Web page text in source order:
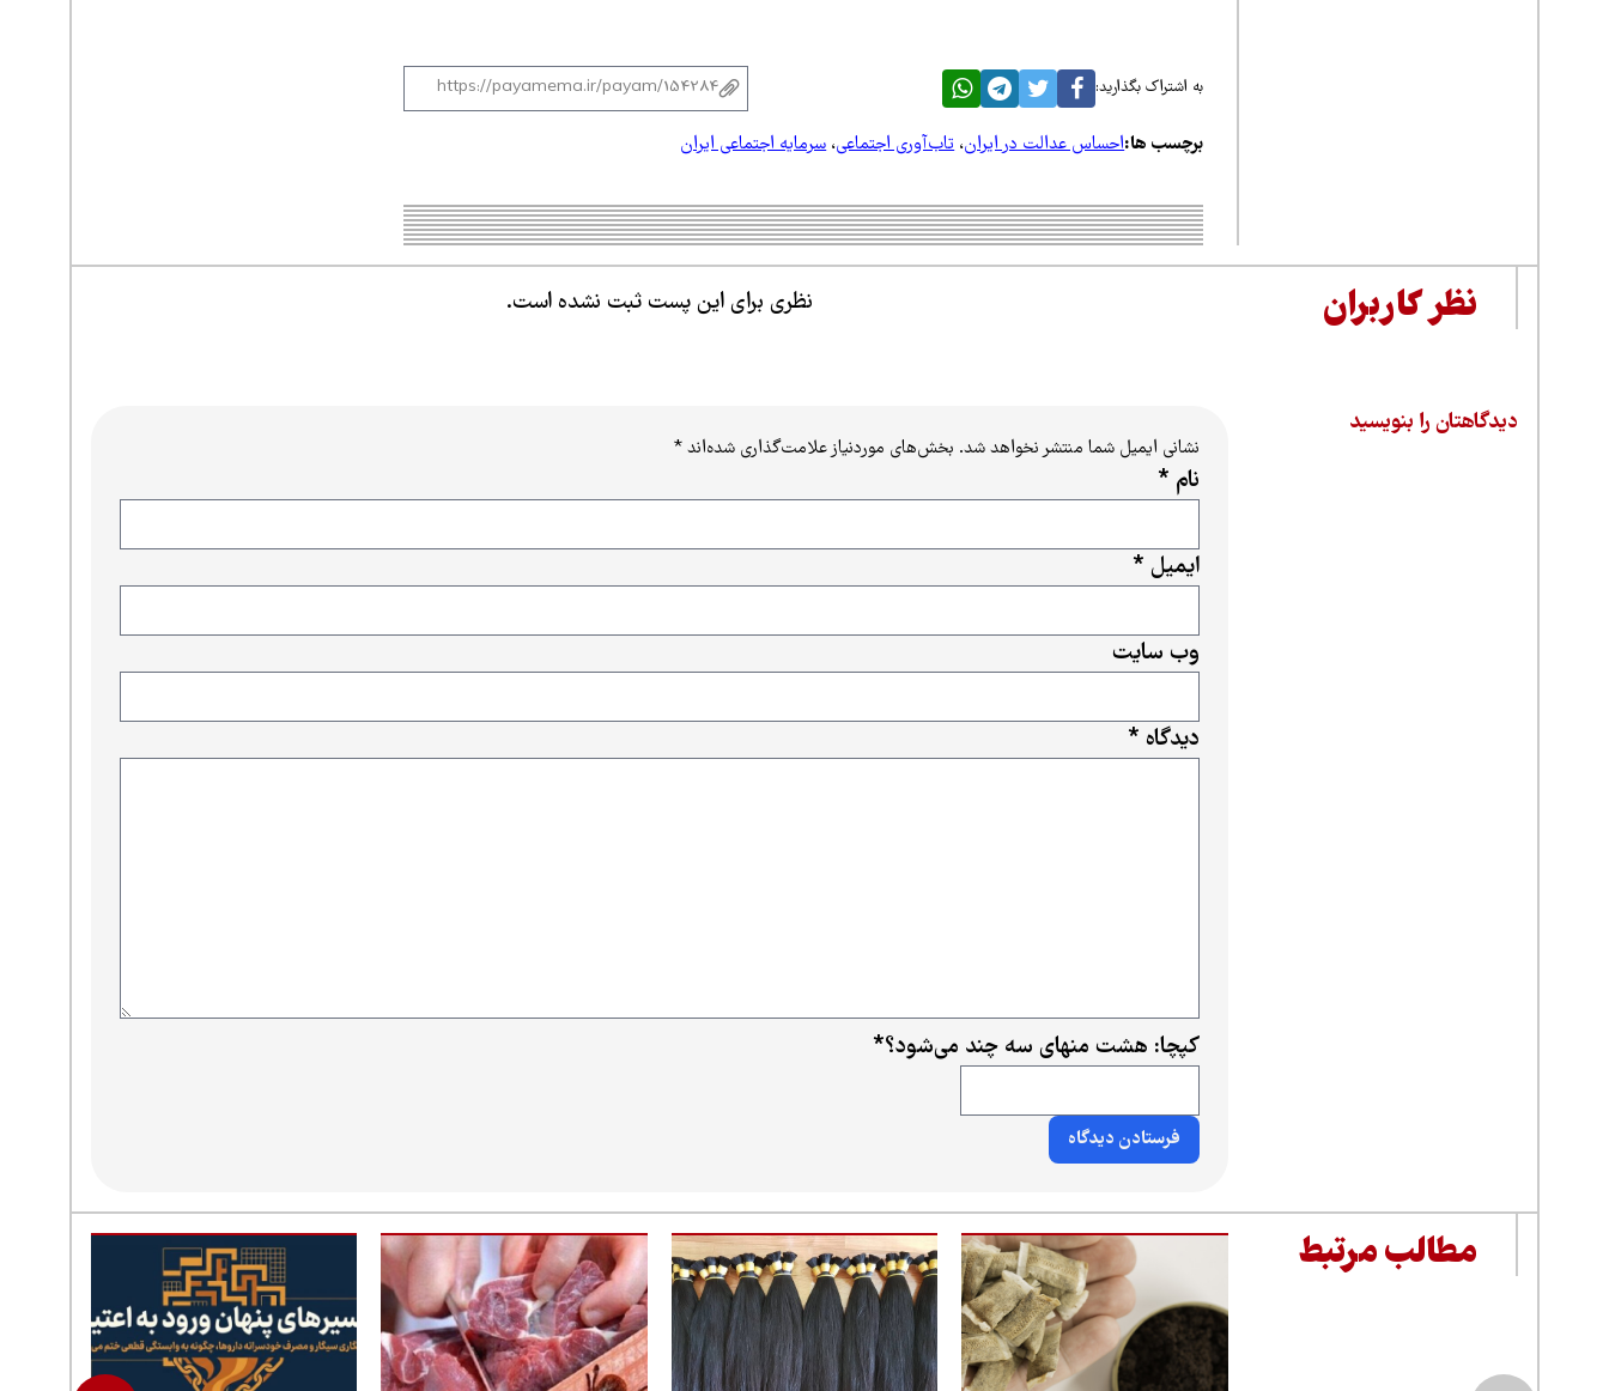
به اشتراک بگذارید:
برچسب ها:احساس عدالت در ایران،تاب‌آوری اجتماعی،سرمایه اجتماعی ایران
نظر کاربران نظری برای این پست ثبت نشده است.
دیدگاهتان را بنویسید
نشانی ایمیل شما منتشر نخواهد شد. بخش‌های موردنیاز علامت‌گذاری شده‌اند*
دیدگاه *
نام *
ایمیل *
وب‌ سایت
کپچا: هشت منهای سه چند می‌شود؟*
مطالب مرتبط